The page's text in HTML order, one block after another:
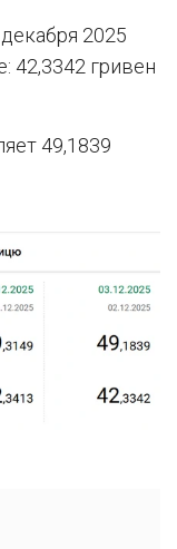
2025
42,3342 гривен
49,1839